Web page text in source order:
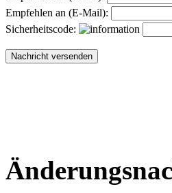
Empfehlen an (E-Mail):
Sicherheitscode: